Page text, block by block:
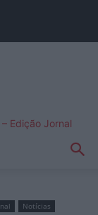
Edição Jornal
Notícias